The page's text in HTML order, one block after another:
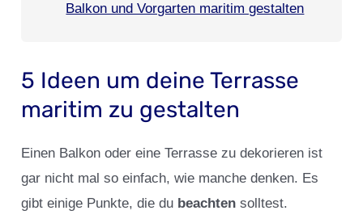
Balkon und Vorgarten maritim gestalten
5 Ideen um deine Terrasse
maritim zu gestalten
Einen Balkon oder eine Terrasse zu dekorieren ist
gar nicht mal so einfach, wie manche denken. Es
gibt einige Punkte, die du beachten solltest.